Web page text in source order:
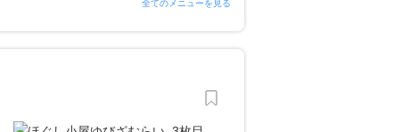
全てのメニューを見る